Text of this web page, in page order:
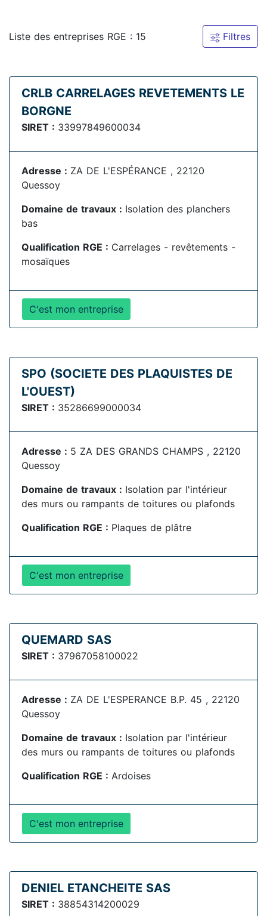
Liste des entreprises RGE : 15 Filtres
CRLB CARRELAGES REVETEMENTS LE
BORGNE
SIRET : 33997849600034
Adresse : ZA DE L'ESPÉRANCE , 22120
Quessoy
Domaine de travaux : Isolation des planchers
bas
Qualification RGE : Carrelages - revêtements -
mosaïques
C'est mon entreprise
SPO (SOCIETE DES PLAQUISTES DE
L'OUEST)
SIRET : 35286699000034
Adresse : 5 ZA DES GRANDS CHAMPS , 22120
Quessoy
Domaine de travaux : Isolation par l'intérieur
des murs ou rampants de toitures ou plafonds
Qualification RGE : Plaques de plâtre
C'est mon entreprise
QUEMARD SAS
SIRET : 37967058100022
Adresse : ZA DE L'ESPERANCE B.P. 45 , 22120
Quessoy
Domaine de travaux : Isolation par l'intérieur
des murs ou rampants de toitures ou plafonds
Qualification RGE : Ardoises
C'est mon entreprise
DENIEL ETANCHEITE SAS
SIRET : 38854314200029